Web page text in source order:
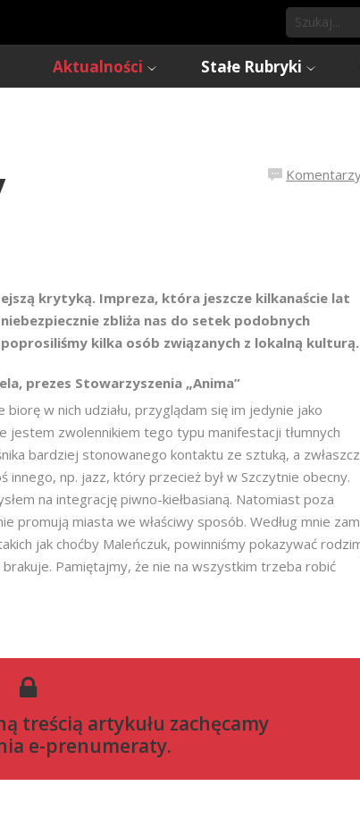
Aktualności Stałe Rubryki
krytyką. Impreza, która jeszcze kilkanaście lat
zbliża nas do setek podobnych
kilka osób związanych z lokalną kulturą.
prezes Stowarzyszenia „Anima”
biorę w nich udziału, przyglądam się im jedynie jako
jestem zwolennikiem tego typu manifestacji tłumnych
bardziej stonowanego kontaktu ze sztuką, a
np. jazz, który przecież był w Szczytnie obecny.
na integrację piwno-kiełbasianą. Natomiast poza
promują miasta we właściwy sposób. Według mnie
jak choćby Maleńczuk, powinniśmy pokazywać
Pamiętajmy, że nie na wszystkim trzeba robić
treścią artykułu zachęcamy
e-prenumeraty.